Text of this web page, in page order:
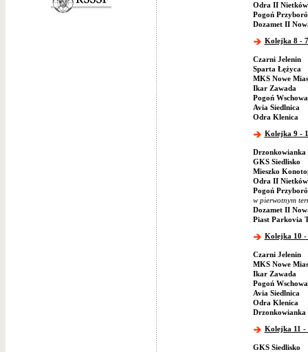
Odra II Nietków
Pogoń
Dozamet II
Kolejka 8 -
Czarni Jelenin
Sparta Łężyca
MKS Nowe
Ikar Zawada
Pogoń Wschowa
Avia Siedlnica
Odra Klenica
Kolejka 9 -
Drzonkowianka
GKS Siedlisko
Mieszko
Odra II Nietków
Pogoń
w pierwotnym
Dozamet II
Piast Parkovia
Kolejka 10 -
Czarni Jelenin
MKS Nowe
Ikar Zawada
Pogoń Wschowa
Avia Siedlnica
Odra Klenica
Drzonkowianka
Kolejka 11 -
GKS Siedlisko